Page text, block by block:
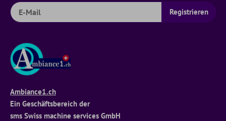
Ambiance1.ch
Ein Geschäftsbereich der
sms Swiss machine services GmbH